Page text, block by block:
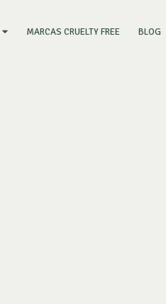
MARCAS CRUELTY FREE BLOG